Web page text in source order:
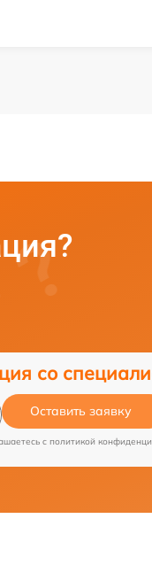
со
Оставить заявку
c политикой